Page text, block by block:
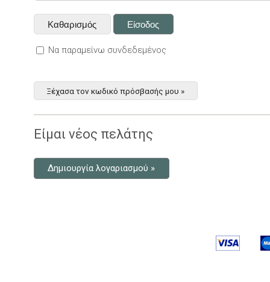
Να παραμείνω συνδεδεμένος
Ξέχασα τον κωδικό πρόσβασής μου »
Είμαι νέος πελάτης
Δημιουργία λογαριασμού »